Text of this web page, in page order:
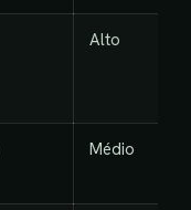
Alto
Médio